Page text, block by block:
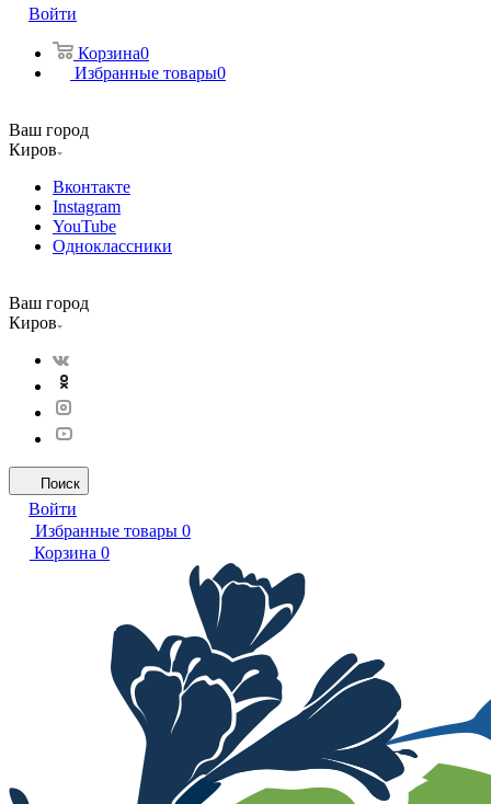
Войти
Корзина0
Избранные товары0
Ваш город
Киров
Вконтакте
Instagram
YouTube
Одноклассники
Ваш город
Киров
Поиск
Войти
Избранные товары 0
Корзина 0